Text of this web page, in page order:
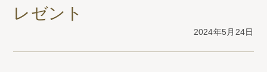
レゼント
2024年5月24日